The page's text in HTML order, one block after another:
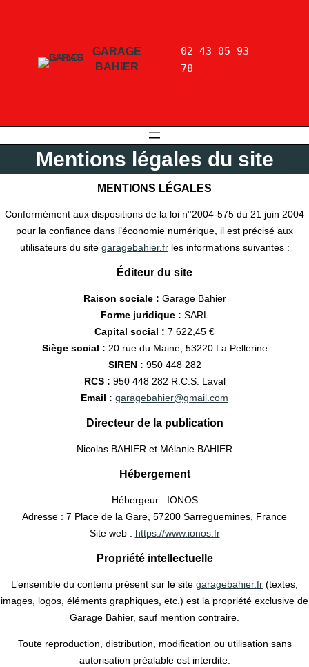
GARAGE
BAHIER
02 43 05 93
78
Mentions légales du site
MENTIONS LÉGALES
Conformément aux dispositions de la loi n°2004-575 du 21 juin 2004
pour la confiance dans l’économie numérique, il est précisé aux
utilisateurs du site garagebahier.frles informations suivantes :
Éditeur du site
Raison sociale : Garage Bahier
Forme juridique : SARL
Capital social : 7 622,45 €
Siège social : 20 rue du Maine, 53220 La Pellerine
SIREN : 950 448 282
RCS : 950 448 282 R.C.S. Laval
Email : garagebahier@gmail.com
Directeur de la publication
Nicolas BAHIER et Mélanie BAHIER
Hébergement
Hébergeur : IONOS
Adresse : 7 Place de la Gare, 57200 Sarreguemines, France
Site web : https://www.ionos.fr
Propriété intellectuelle
L’ensemble du contenu présent sur le site garagebahier.fr (textes,
images, logos, éléments graphiques, etc.) est la propriété exclusive de
Garage Bahier, sauf mention contraire.
Toute reproduction, distribution, modification ou utilisation sans
autorisation préalable est interdite.